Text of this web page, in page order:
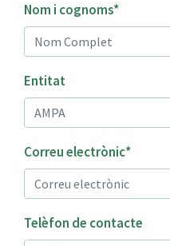
Nom i cognoms*
Entitat
Correu electrònic*
Telèfon de contacte